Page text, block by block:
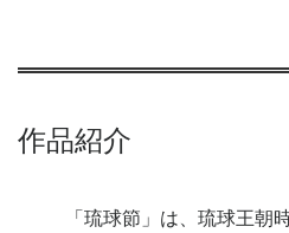
作品紹介
「琉球節」は、琉球王朝